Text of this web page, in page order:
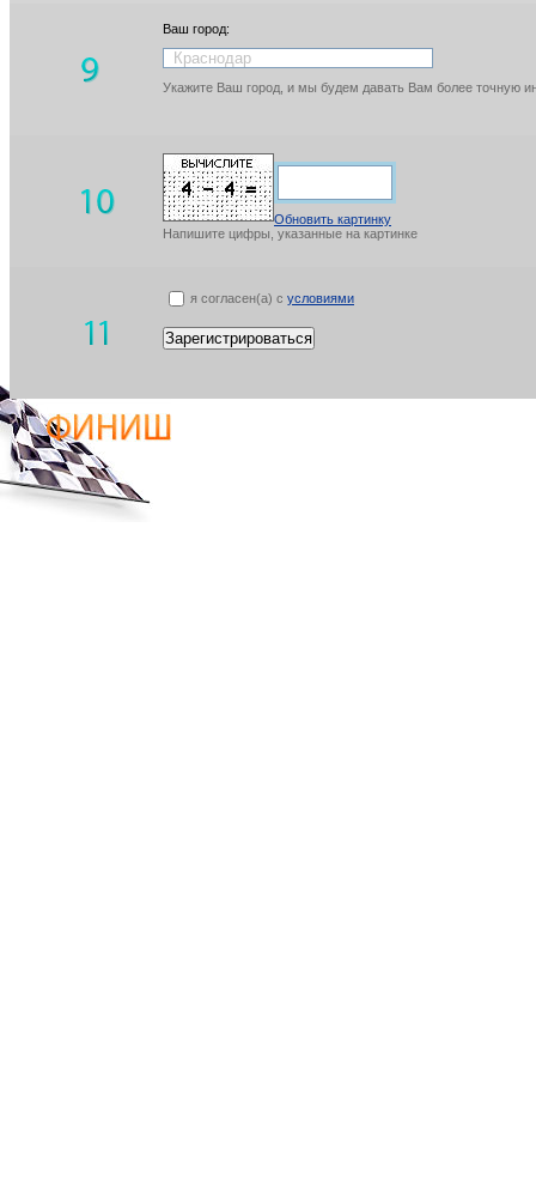
Ваш город:
Укажите Ваш город, и мы будем давать Вам более точную
Обновить картинку
Напишите цифры, указанные на картинке
я согласен(а) с условиями
Зарегистрироваться